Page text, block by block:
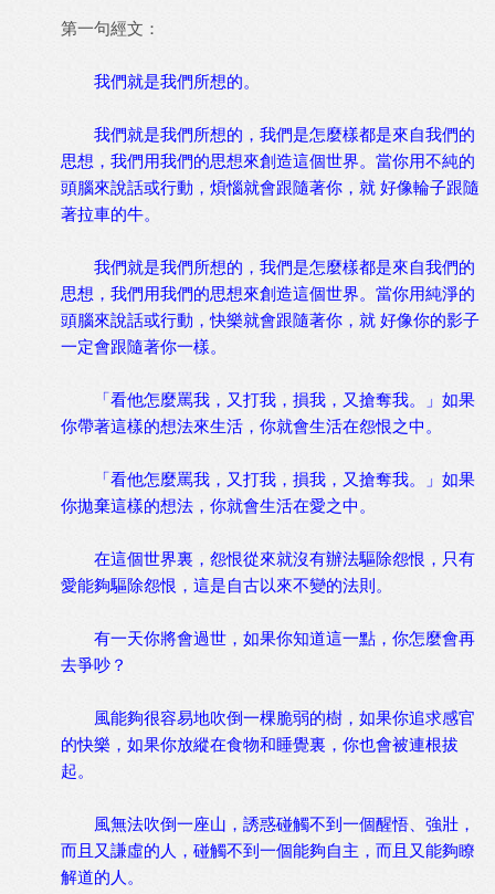
第一句經文：
我們就是我們所想的。
我們就是我們所想的，我們是怎麼樣都是來自我們的
思想，我們用我們的思想來創造這個世界。當你用不純的
頭腦來說話或行動，煩惱就會跟隨著你，就 好像輪子跟隨
著拉車的牛。
我們就是我們所想的，我們是怎麼樣都是來自我們的
思想，我們用我們的思想來創造這個世界。當你用純淨的
頭腦來說話或行動，快樂就會跟隨著你，就 好像你的影子
一定會跟隨著你一樣。
「看他怎麼罵我，又打我，損我，又搶奪我。」如果
你帶著這樣的想法來生活，你就會生活在怨恨之中。
「看他怎麼罵我，又打我，損我，又搶奪我。」如果
你拋棄這樣的想法，你就會生活在愛之中。
在這個世界裏，怨恨從來就沒有辦法驅除怨恨，只有
愛能夠驅除怨恨，這是自古以來不變的法則。
有一天你將會過世，如果你知道這一點，你怎麼會再
去爭吵？
風能夠很容易地吹倒一棵脆弱的樹，如果你追求感官
的快樂，如果你放縱在食物和睡覺裏，你也會被連根拔
起。
風無法吹倒一座山，誘惑碰觸不到一個醒悟、強壯，
而且又謙虛的人，碰觸不到一個能夠自主，而且又能夠瞭
解道的人。